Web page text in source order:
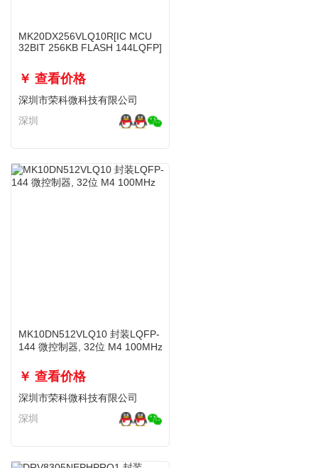
MK20DX256VLQ10R[IC MCU
32BIT 256KB FLASH 144LQFP]
￥ 查看价格
深圳市荣科微科技有限公司
深圳
MK10DN512VLQ10 封装LQFP-
144 微控制器, 32位 M4 100MHz
￥ 查看价格
深圳市荣科微科技有限公司
深圳